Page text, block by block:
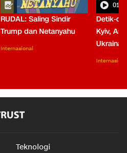
RUDAL: Saling Sindir
Trump dan Netanyahu
Internasional
Detik-
Kyiv,
Ukraina
Teknologi